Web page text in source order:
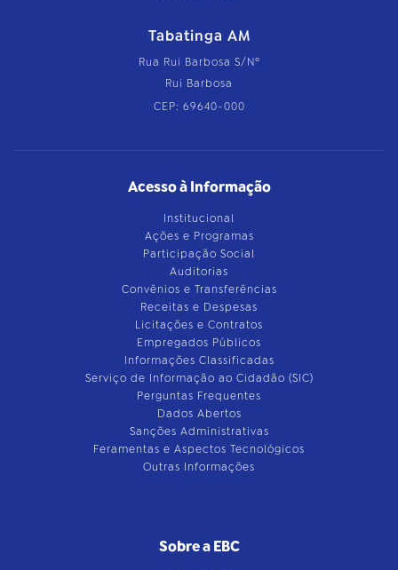
Tabatinga AM
Rua Rui Barbosa S/Nº
Rui Barbosa
CEP: 69640-000
Acesso à Informação
Institucional
Ações e Programas
Participação Social
Auditorias
Convênios e Transferências
Receitas e Despesas
Licitações e Contratos
Empregados Públicos
Informações Classificadas
Serviço de Informação ao Cidadão (SIC)
Perguntas Frequentes
Dados Abertos
Sanções Administrativas
Feramentas e Aspectos Tecnológicos
Outras Informações
Sobre a EBC